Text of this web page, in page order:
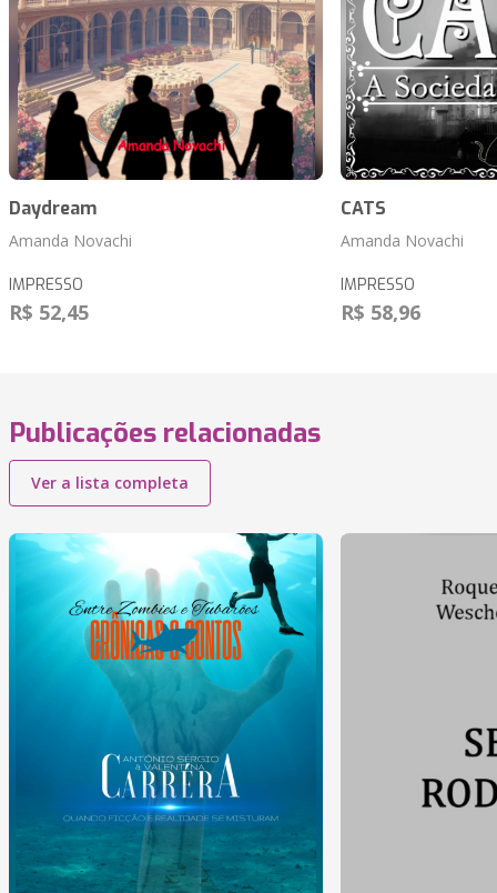
Daydream
Amanda Novachi
IMPRESSO
R$ 52,45
CATS
Amanda Novachi
IMPRESSO
R$ 58,96
Publicações relacionadas
Ver a lista completa